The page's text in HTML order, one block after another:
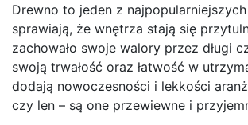
Drewno to jeden z
sprawiają, że wnętrza stają się
zachowało swoje walory przez długi
swoją trwałość oraz łatwość w
dodają nowoczesności i lekkości
czy len – są one przewiewne i